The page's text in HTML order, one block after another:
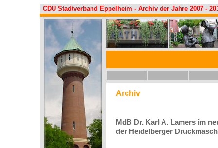
CDU Stadtverband Eppelheim - Archiv der Jahre 2007 -
Archiv
MdB Dr. Karl A. Lamers im
der Heidelberger